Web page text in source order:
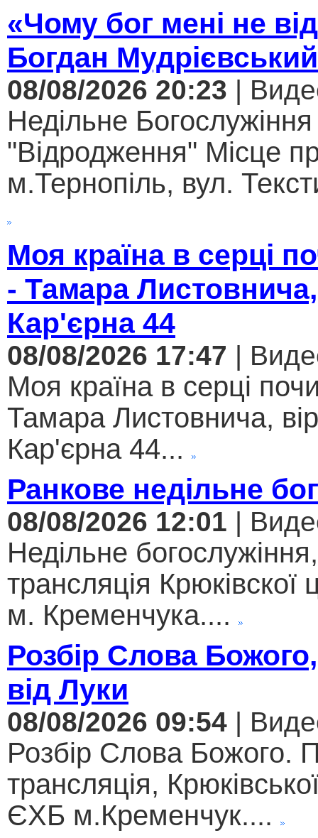
«Чому бог мені не
Богдан Мудрієвський
08/08/2026 20:23 |
Недільне
"Відродження" Місце
м.Тернопіль, вул.
Моя країна в серці
- Тамара
Кар'єрна 44
08/08/2026 17:47 |
Моя країна в серці
Тамара Листовнича,
Кар'єрна 44...
Ранкове недільне
08/08/2026 12:01 |
Недільне
трансляція
м. Кременчука....
Розбір Слова
від Луки
08/08/2026 09:54 |
Розбір Слова Божого.
трансляція,
ЄХБ м.Кременчук....